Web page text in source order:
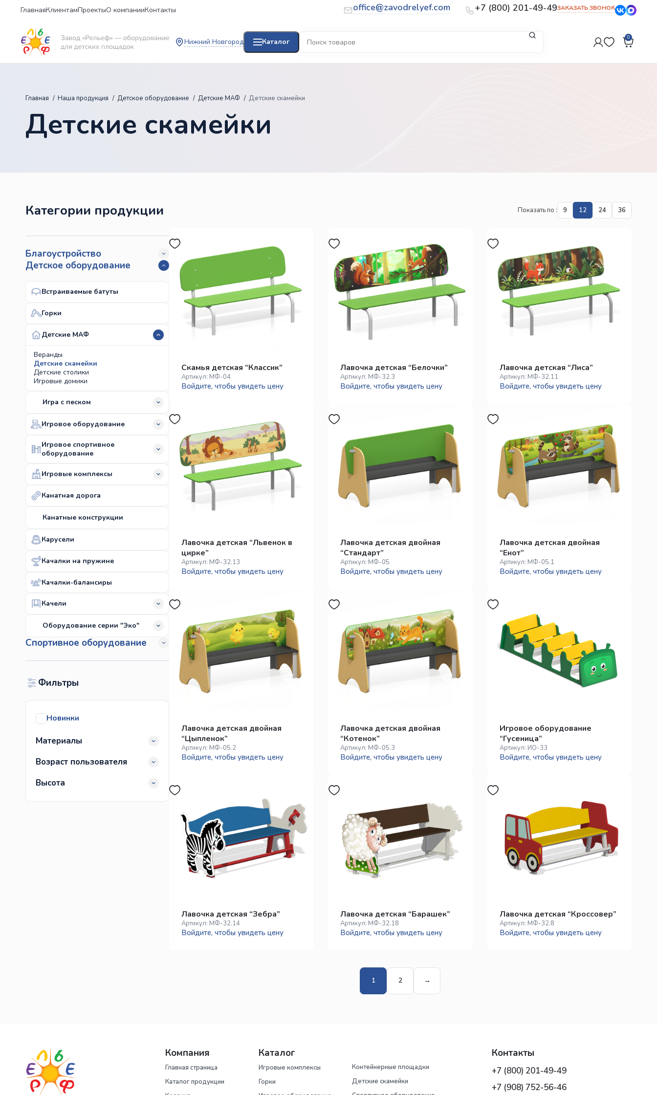
ГлавнаяКлиентамПроектыО компанииКонтакты office@zavodrelyef.com +7 (800) 201-49-49ЗАКАЗАТЬ ЗВОНОК
Нижний Новгород Каталог 0
Главная Наша продукция Детское оборудование Детские МАФ Детские скамейки
Детские скамейки
Категории продукции
Благоустройство
Детское оборудование
Встраиваемые батуты
Горки
Детские МАФ
Веранды
Детские скамейки
Детские столики
Игровые домики
Игра с песком
Игровое оборудование
Игровое спортивное
оборудование
Игровые комплексы
Канатная дорога
Канатные конструкции
Карусели
Качалки на пружине
Качалки-балансиры
Качели
Оборудование серии "Эко"
Спортивное оборудование
Фильтры
Новинки
Материалы
Возраст пользователя
Высота
Показать по 9 12 24 36
Скамья детская “Классик”
Артикул: МФ-04
Войдите, чтобы увидеть цену
Лавочка детская “Белочки”
Артикул: МФ-32.3
Войдите, чтобы увидеть цену
Лавочка детская “Лиса”
Артикул: МФ-32.11
Войдите, чтобы увидеть цену
Лавочка детская “Львенок в
цирке”
Артикул: МФ-32.13
Войдите, чтобы увидеть цену
Лавочка детская двойная
“Стандарт”
Артикул: МФ-05
Войдите, чтобы увидеть цену
Лавочка детская двойная
“Енот”
Артикул: МФ-05.1
Войдите, чтобы увидеть цену
Лавочка детская двойная
“Цыпленок”
Артикул: МФ-05.2
Войдите, чтобы увидеть цену
Лавочка детская двойная
“Котенок”
Артикул: МФ-05.3
Войдите, чтобы увидеть цену
Игровое оборудование
“Гусеница”
Артикул: ИО-33
Войдите, чтобы увидеть цену
Лавочка детская “Зебра”
Артикул: МФ-32.14
Войдите, чтобы увидеть цену
Лавочка детская “Барашек”
Артикул: МФ-32.18
Войдите, чтобы увидеть цену
Лавочка детская “Кроссовер”
Артикул: МФ-32.8
Войдите, чтобы увидеть цену
1 2 →
Компания
Главная страница
Каталог продукции
Каталог
Игровые комплексы
Горки
Контейнерные площадки
Детские скамейки
Контакты
+7 (800) 201-49-49
+7 (908) 752-56-46